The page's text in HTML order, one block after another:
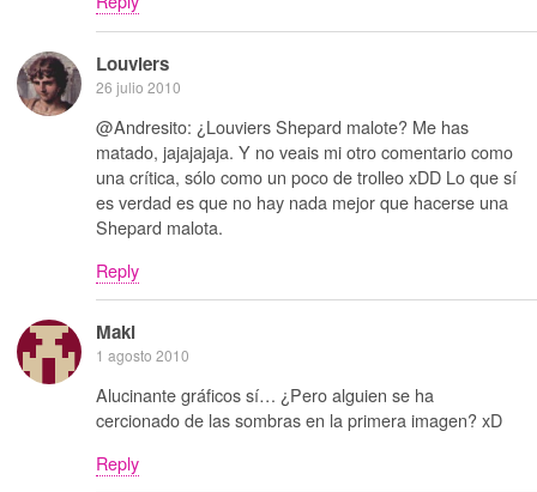
Louviers
26 julio 2010
@Andresito: ¿Louviers Shepard malote? Me has
matado, jajajajaja. Y no veais mi otro comentario como
una crítica, sólo como un poco de trolleo xDD Lo que sí
es verdad es que no hay nada mejor que hacerse una
Shepard malota.
Reply
Maki
1 agosto 2010
Alucinante gráficos sí… ¿Pero alguien se ha
cercionado de las sombras en la primera imagen? xD
Reply